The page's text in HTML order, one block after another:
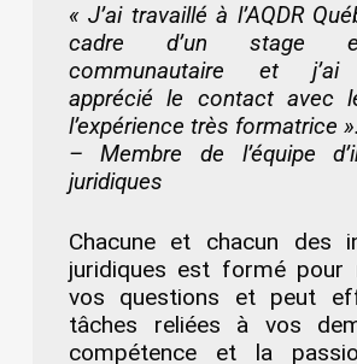
« J’ai travaillé à l’AQDR
cadre d’un stage
communautaire et j’ai
apprécié le contact avec
l’expérience très formatrice ».
– Membre de l’équipe
juridiques
Chacune et chacun des
juridiques est formé pour
vos questions et peut
tâches reliées à vos
compétence et la